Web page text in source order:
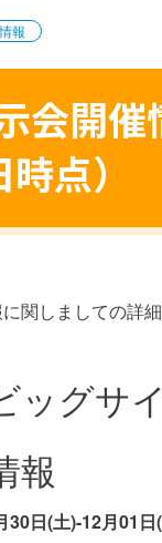
報
会開
点）
に関しましての詳
ッグサ
報
30日(土)-12月01日